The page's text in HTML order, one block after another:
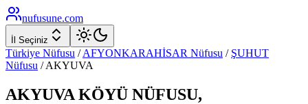
nufusune.com
İl Seçiniz
Türkiye Nüfusu / AFYONKARAHİSAR Nüfusu / ŞUHUT
Nüfusu /AKYUVA
AKYUVA KÖYÜ NÜFUSU,